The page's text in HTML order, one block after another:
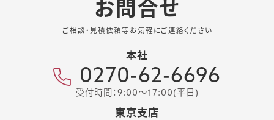
お問合せ
ご相談・見積依頼等お気軽にご連絡ください
本社
0270-62-6696
受付時間：9:00～17:00(平日)
東京支店